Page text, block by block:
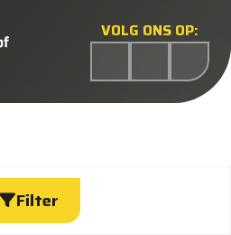
Filter
VOLG ONS OP:
voorwaarden